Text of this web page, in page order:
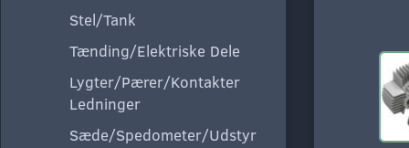
Stel/Tank
Tænding/Elektriske Dele
Lygter/Pærer/Kontakter
Ledninger
Sæde/Spedometer/Udstyr